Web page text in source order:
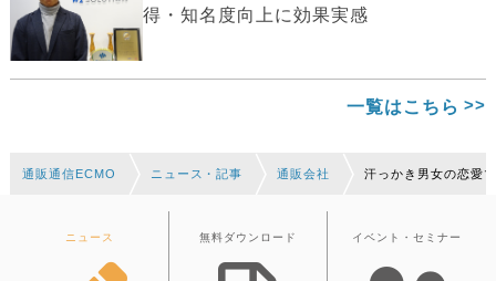
得・知名度向上に効果実感
一覧はこちら
通販通信ECMO ニュース・記事 通販会社 汗っかき男女の恋愛
ニュース 無料ダウンロード イベント・セミナー